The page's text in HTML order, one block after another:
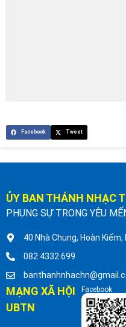
Facebook Tweet
ỦY BAN THÁNH NHẠC
PHỤNG SỰ TRONG YÊU
40 Nhà Chung, Hoàn Kiếm,
082 4332 699
MẠNG XÃ HỘI
UBTN
Facebook